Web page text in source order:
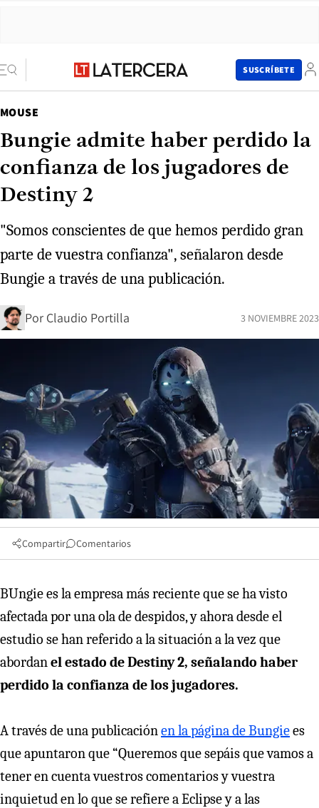
SUSCRÍBETE
MOUSE
Bungie admite haber perdido la
confianza de los jugadores de
Destiny 2
"Somos conscientes de que hemos perdido gran
parte de vuestra confianza", señalaron desde
Bungie a través de una publicación.
Por Claudio Portilla 3 NOVIEMBRE 2023
Compartir Comentarios
BUngie es la empresa más reciente que se ha visto
afectada por una ola de despidos, y ahora desde el
estudio se han referido a la situación a la vez que
abordanel estado de Destiny 2, señalando haber
perdido la confianza de los jugadores.
A través de una publicaciónen la página de Bungiees
que apuntaron que “Queremos que sepáis que vamos a
tener en cuenta vuestros comentarios y vuestra
inquietud en lo que se refiere a Eclipse y a las